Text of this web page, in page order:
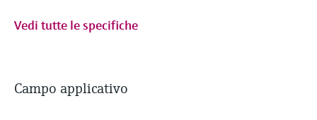
Vedi tutte le specifiche
Campo applicativo